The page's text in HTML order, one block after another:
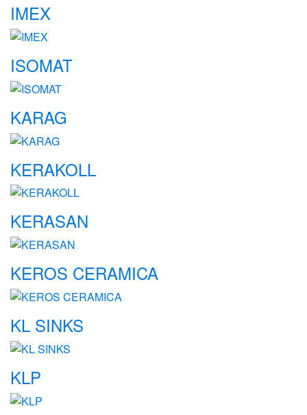
IMEX
ISOMAT
KARAG
KERAKOLL
KERASAN
KEROS CERAMICA
KL SINKS
KLP